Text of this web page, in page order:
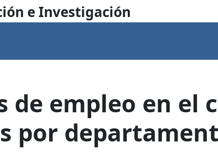
e Investigación
de empleo en el
por